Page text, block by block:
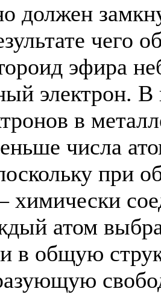
должен
чего
эфира
электрон. В
в
числа
при
атом
в общую